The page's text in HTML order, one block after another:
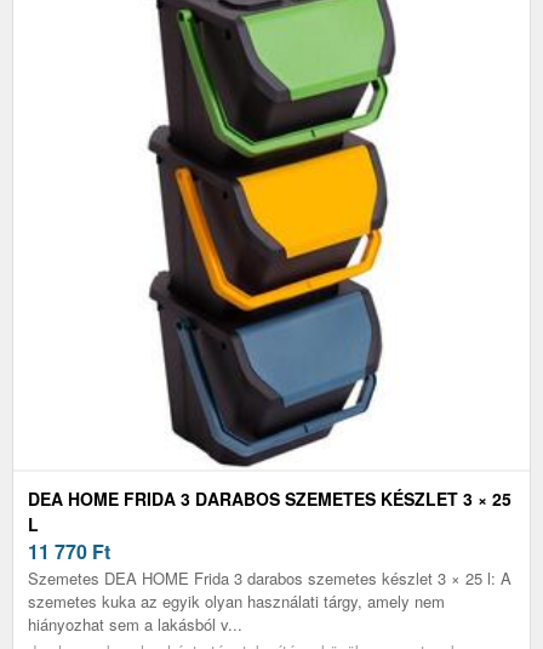
DEA HOME FRIDA 3 DARABOS SZEMETES KÉSZLET 3 × 25
L
11 770 Ft
Szemetes DEA HOME Frida 3 darabos szemetes készlet 3 × 25 l: A
szemetes kuka az egyik olyan használati tárgy, amely nem
hiányozhat sem a lakásból v...